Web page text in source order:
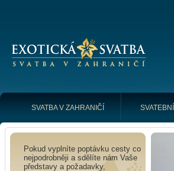
SVATBA V ZAHRANIČÍ
Pokud vyplníte poptávku cesty co
nejpodrobněji a sdělíte nám Vaše
představy a požadavky,